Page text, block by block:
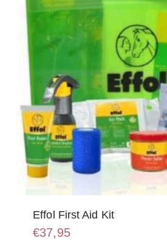
worden
productpagina
Effol First Aid Kit
€37,95